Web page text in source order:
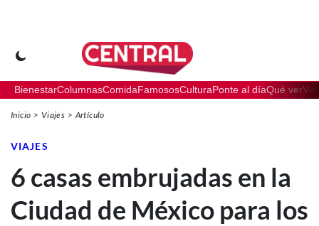
BienestarColumnasComidaFamososCulturaPonte al díaQué ver
Inicio Viajes Artículo
VIAJES
6 casas embrujadas en la
Ciudad de México para los